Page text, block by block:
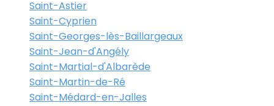
Saint-Astier
Saint-Cyprien
Saint-Georges-lès-Baillargeaux
Saint-Jean-d'Angély
Saint-Martial-d'Albarède
Saint-Martin-de-Ré
Saint-Médard-en-Jalles